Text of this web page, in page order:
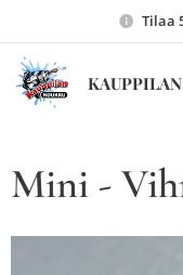
Tilaa
Mini -